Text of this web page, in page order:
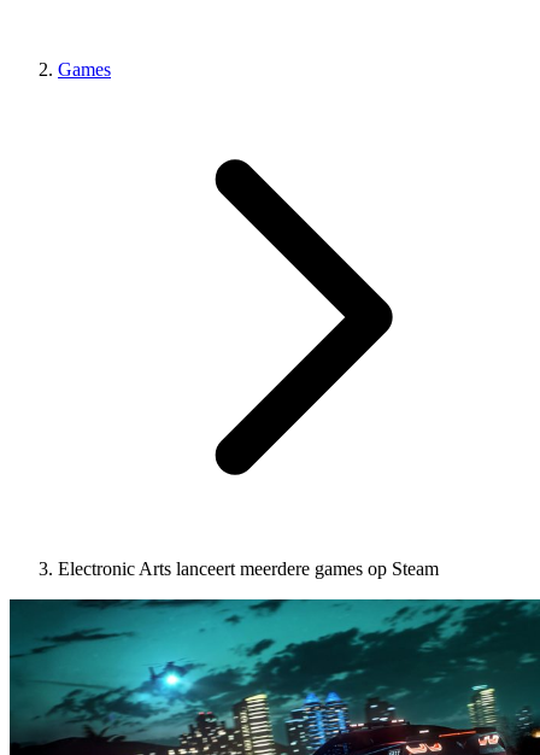
Games
Electronic Arts lanceert meerdere games op Steam